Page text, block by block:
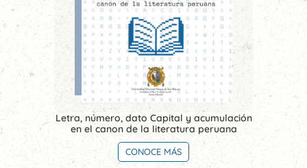
Letra, número, dato Capital y acumulación
en el canon de la literatura peruana
CONOCE MÁS